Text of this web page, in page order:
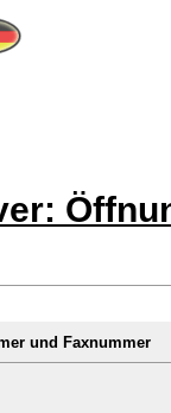
und Faxnummer